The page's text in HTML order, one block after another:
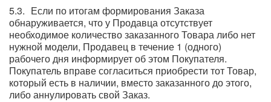
Если по итогам формирования Заказа
обнаруживается, что у Продавца отсутствует
необходимое количество заказанного Товара либо нет
нужной модели, Продавец в течение 1 (одного)
рабочего дня информирует об этом Покупателя.
Покупатель вправе согласиться приобрести тот Товар,
который есть в наличии, вместо заказанного до этого,
либо аннулировать свой Заказ.